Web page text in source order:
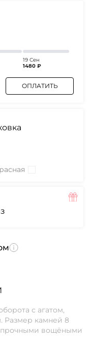
19 Сен
1480 ₽
ОПЛАТИТЬ
с агатом,
Размер камней 8
прочными вощёными